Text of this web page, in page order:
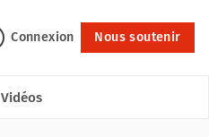
Connexion Nous soutenir
Vidéos